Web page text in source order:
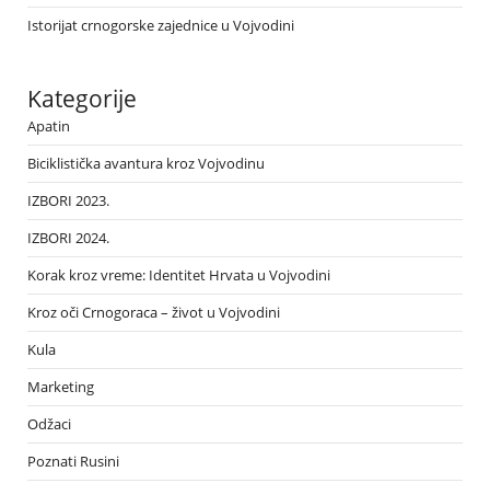
Istorijat crnogorske zajednice u Vojvodini
Kategorije
Apatin
Biciklistička avantura kroz Vojvodinu
IZBORI 2023.
IZBORI 2024.
Korak kroz vreme: Identitet Hrvata u Vojvodini
Kroz oči Crnogoraca – život u Vojvodini
Kula
Marketing
Odžaci
Poznati Rusini